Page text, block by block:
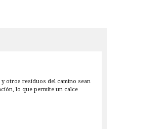
otros residuos del camino sean
lo que permite un calce